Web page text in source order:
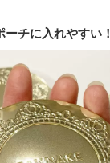
チに入れやすい！